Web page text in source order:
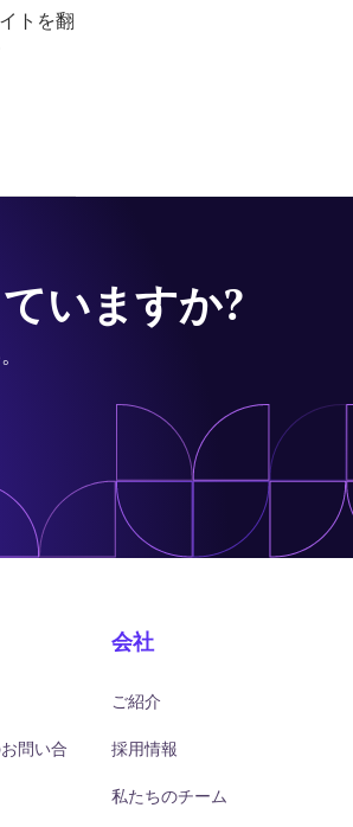
トを翻
いますか?
問い合
会社
ご紹介
採用情報
私たちのチーム